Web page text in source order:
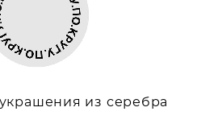
из серебра